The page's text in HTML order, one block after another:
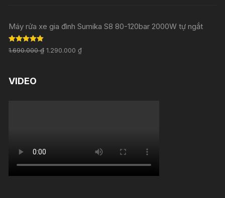
Máy rửa xe gia đình Sumika S8 80-120bar 2000W tự ngắt
Rated 5.00
out of 5
1.690.000₫ 1.290.000₫
VIDEO